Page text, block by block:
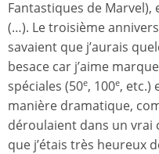
Fantastiques de Marvel),
(…). Le troisième
savaient que j’aurais
besace car j’aime
spéciales (50e, 100e, etc.)
manière dramatique,
déroulaient dans un vrai
que j’étais très heureux